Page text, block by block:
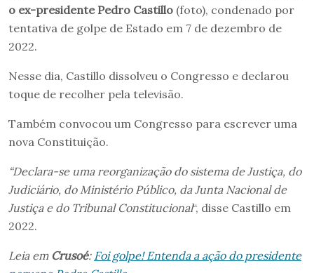
o ex-presidente Pedro Castillo (foto), condenado por
tentativa de golpe de Estado em 7 de dezembro de
2022.
Nesse dia, Castillo dissolveu o Congresso e declarou
toque de recolher pela televisão.
Também convocou um Congresso para escrever uma
nova Constituição.
“Declara-se uma reorganização do sistema de Justiça, do
Judiciário, do Ministério Público, da Junta Nacional de
Justiça e do Tribunal Constitucional“, disse Castillo em
2022.
Leia em Crusoé: Foi golpe! Entenda a ação do presidente